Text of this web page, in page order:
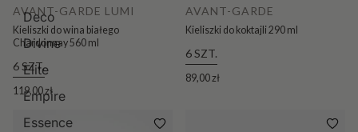
Deco
Divine
Elite
Empire
Essence
AVANT-GARDE LUMI
Kieliszki do wina białego
Chardonnay 560 ml
6 SZT.
119,00 zł
AVANT-GARDE
Kieliszki do koktajli 290 ml
6 SZT.
89,00 zł